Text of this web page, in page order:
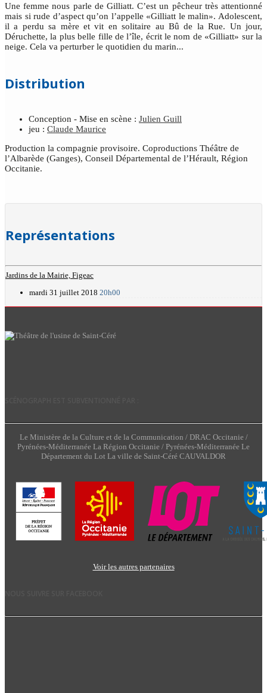
Une femme nous parle de Gilliatt. C’est un pêcheur très attentionné
mais si rude d’aspect qu’on l’appelle «Gilliatt le malin». Adolescent,
il a perdu sa mère et vit en solitaire au Bû de la Rue. Un jour,
Déruchette, la plus belle fille de l’île, écrit le nom de «Gilliatt» sur la
neige. Cela va perturber le quotidien du marin...
Distribution
Conception - Mise en scène : Julien Guill
jeu : Claude Maurice
Production la compagnie provisoire. Coproductions Théâtre de
l’Albarède (Ganges), Conseil Départemental de l’Hérault, Région
Occitanie.
Représentations
Jardins de la Mairie, Figeac
mardi 31 juillet 2018 20h00
Le Ministère de la Culture et de la Communication / DRAC Occitanie /
Pyrénées-Méditerranée La Région Occitanie / Pyrénées-Méditerranée Le
Département du Lot La ville de Saint-Céré CAUVALDOR
Voir les autres partenaires